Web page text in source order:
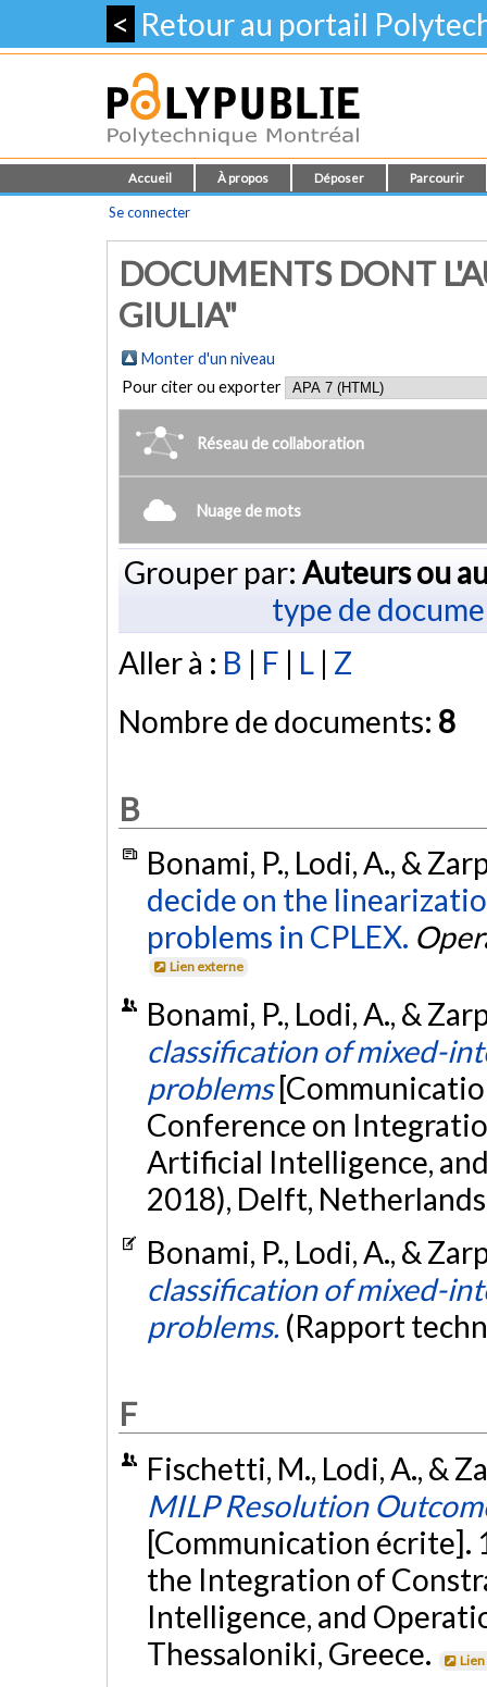
< Retour au portail
Accueil À propos Déposer Parcourir
Se connecter
DOCUMENTS DONT
GIULIA"
Monter d'un niveau
Pour citer ou exporter
Réseau de collaboration
Nuage de mots
Grouper par: Auteurs ou
type de
Aller à : B | F | L | Z
Nombre de documents: 8
B
Bonami, P., Lodi, A., &
decide on the
problems in CPLEX.
Lien externe
Bonami, P., Lodi, A., &
classification of mixed-
problems
Conference on
Artificial Intelligence,
2018), Delft,
Bonami, P., Lodi, A., &
classification of mixed-
problems. (Rapport
F
Fischetti, M., Lodi, A., &
MILP Resolution
[Communication
the Integration of
Intelligence, and
Thessaloniki, Greece.